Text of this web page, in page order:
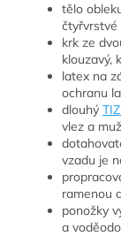
tělo
čtyřvrstvé
krk ze
klouzavý,
latex na
ochranu
dlouhý
vlez a
vzadu je
ramenou
ponožky
a